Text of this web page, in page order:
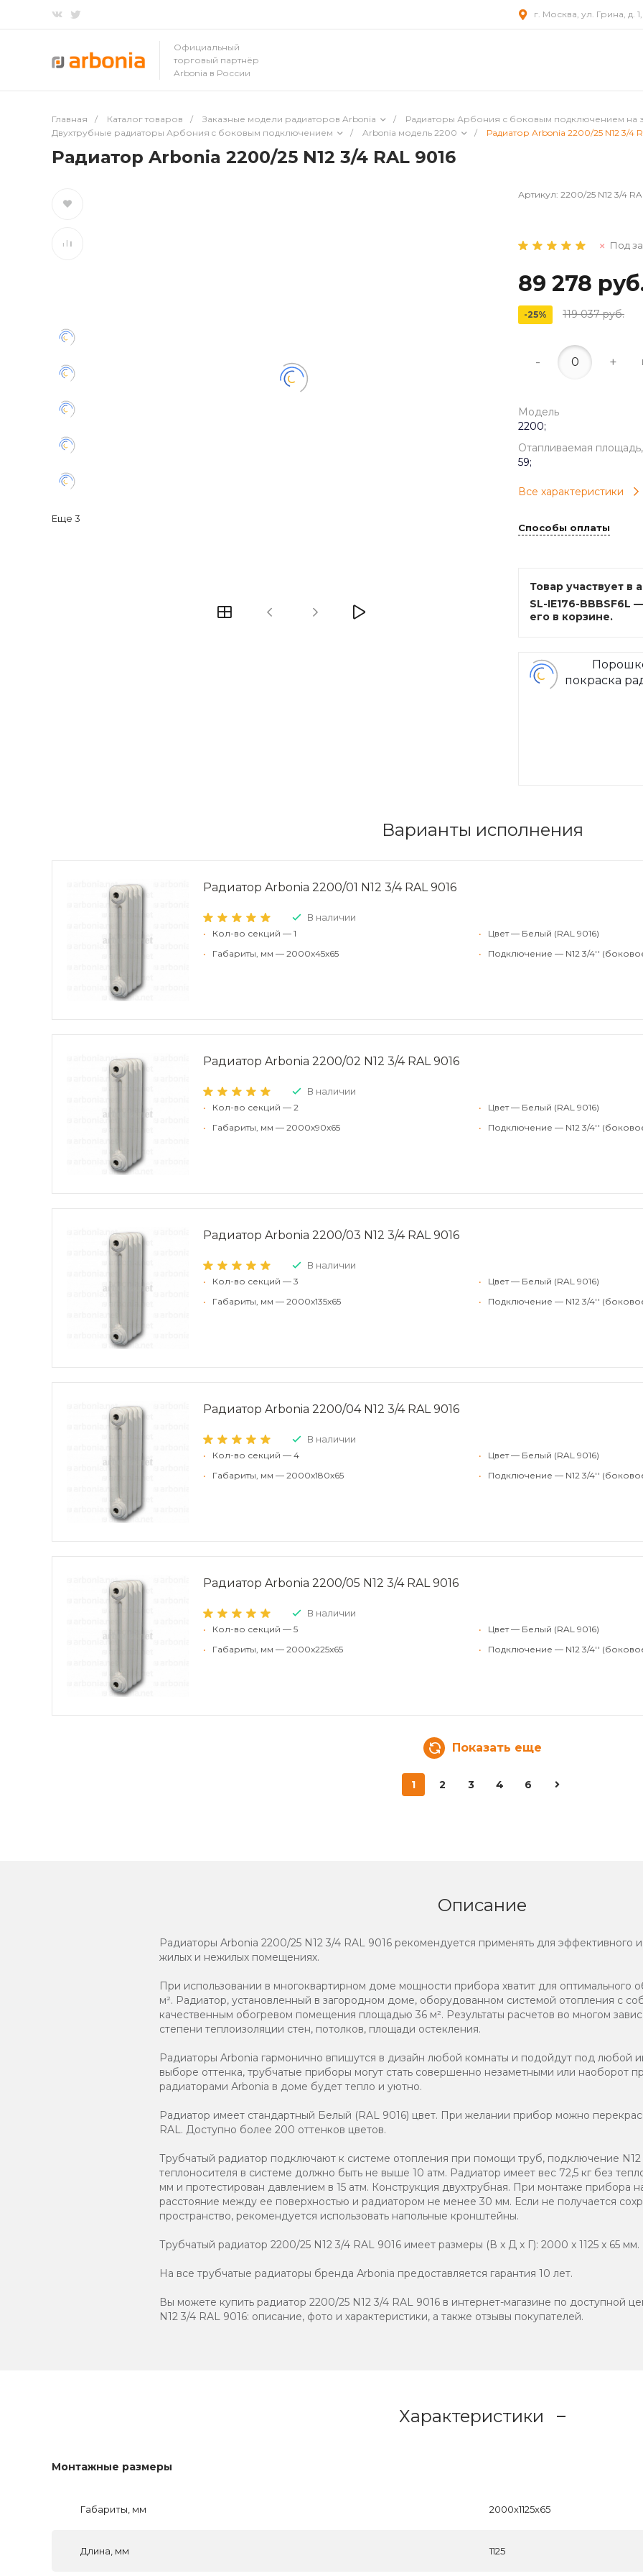
г. Москва, ул. Грина, д.
Официальный
торговый партнёр
Arbonia в России
Главная / Каталог товаров / Заказные модели радиаторов Arbonia / Радиаторы Арбония с боковым подключением на
Двухтрубные радиаторы Арбония c боковым подключением
/ Arbonia модель 2200 / Радиатор Arbonia 2200/25 N12 3/4
Радиатор Arbonia 2200/25 N12 3/4 RAL 9016
Еще 3
Артикул: 2200/25 N12 3/4
Под
89 278
-25% 119 037 руб.
- +
Модель
2200;
Отапливаемая
59;
Все характеристики
Способы оплаты
Товар участвует в
SL-IE176-BBBSF6L
его в корзине.
покраска
Варианты исполнения
Радиатор Arbonia 2200/01 N12 3/4 RAL 9016
В наличии
•
Кол-во секций — 1
•
Габариты, мм — 2000x45x65
•
Цвет — Белый (RAL 9016)
•
Подключение — N12 3/4''
Радиатор Arbonia 2200/02 N12 3/4 RAL 9016
В наличии
•
Кол-во секций — 2
•
Габариты, мм — 2000x90x65
•
Цвет — Белый (RAL 9016)
•
Подключение — N12 3/4''
Радиатор Arbonia 2200/03 N12 3/4 RAL 9016
В наличии
•
Кол-во секций — 3
•
Габариты, мм — 2000x135x65
•
Цвет — Белый (RAL 9016)
•
Подключение — N12 3/4''
Радиатор Arbonia 2200/04 N12 3/4 RAL 9016
В наличии
•
Кол-во секций — 4
•
Габариты, мм — 2000x180x65
•
Цвет — Белый (RAL 9016)
•
Подключение — N12 3/4''
Радиатор Arbonia 2200/05 N12 3/4 RAL 9016
В наличии
•
Кол-во секций — 5
•
Габариты, мм — 2000x225x65
•
Цвет — Белый (RAL 9016)
•
Подключение — N12 3/4''
Показать еще
1 2 3 4 6
Описание
Радиаторы Arbonia 2200/25 N12 3/4 RAL 9016 рекомендуется применять для эффективного
жилых и нежилых помещениях.
При использовании в многоквартирном доме мощности прибора хватит для оптимального
м². Радиатор, установленный в загородном доме, оборудованном системой отопления с
качественным обогревом помещения площадью 36 м². Результаты расчетов во многом
степени теплоизоляции стен, потолков, площади остекления.
Радиаторы Arbonia гармонично впишутся в дизайн любой комнаты и подойдут под любой
выборе оттенка, трубчатые приборы могут стать совершенно незаметными или наоборот
радиаторами Аrbonia в доме будет тепло и уютно.
Радиатор имеет стандартный Белый (RAL 9016) цвет. При желании прибор можно
RAL. Доступно более 200 оттенков цветов.
Трубчатый радиатор подключают к системе отопления при помощи труб, подключение
теплоносителя в системе должно быть не выше 10 атм. Радиатор имеет вес 72,5 кг без
мм и протестирован давлением в 15 атм. Конструкция двухтрубная. При монтаже прибора
расстояние между ее поверхностью и радиатором не менее 30 мм. Если не получается
пространство, рекомендуется использовать напольные кронштейны.
Трубчатый радиатор 2200/25 N12 3/4 RAL 9016 имеет размеры (В x Д x Г): 2000 x 1125 x 65 мм.
На все трубчатые радиаторы бренда Аrbonia предоставляется гарантия 10 лет.
Вы можете купить радиатор 2200/25 N12 3/4 RAL 9016 в интернет-магазине по доступной
N12 3/4 RAL 9016: описание, фото и характеристики, а также отзывы покупателей.
Характеристики
Монтажные размеры
Габариты, мм 2000x1125x65
Длина, мм 1125